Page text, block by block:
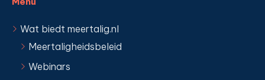
Wat biedt meertalig.nl
Meertaligheidsbeleid
Webinars